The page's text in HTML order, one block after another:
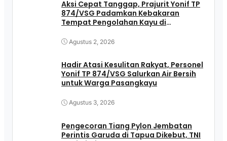
Aksi Cepat Tanggap, Prajurit Yonif TP
874/VSG Padamkan Kebakaran
Tempat Pengolahan Kayu di
Agustus 2, 2026
Hadir Atasi Kesulitan Rakyat, Personel
Yonif TP 874/VSG Salurkan Air Bersih
untuk Warga Pasangkayu
Agustus 3, 2026
Pengecoran Tiang Pylon Jembatan
Perintis Garuda di Tapua Dikebut, TNI